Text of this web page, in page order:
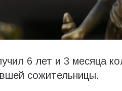
6 лет и 3 месяца
сожительницы.